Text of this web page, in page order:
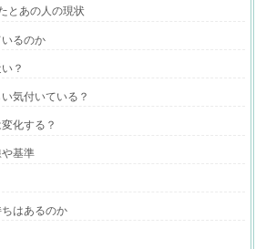
とあの人の現状
るのか
？
気付いている？
化する？
基準
はあるのか